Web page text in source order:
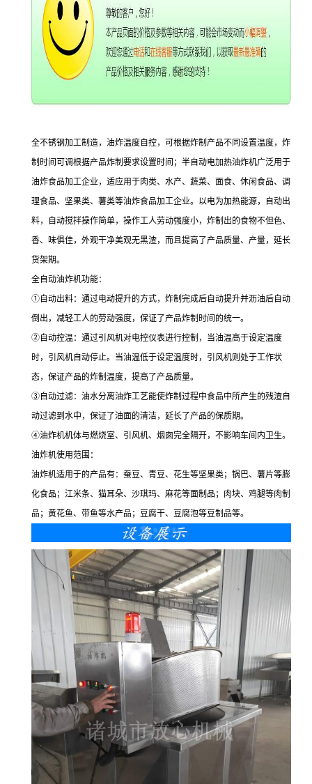
全不锈钢加工制造，油炸温度自控，可根据炸制产品不同设置温度，炸
制时间可调根据产品炸制要求设置时间；半自动电加热油炸机广泛用于
油炸食品加工企业，适应用于肉类、水产、蔬菜、面食、休闲食品、调
理食品、坚果类、薯类等油炸食品加工企业。以电为加热能源，自动出
料，自动搅拌操作简单，操作工人劳动强度小，炸制出的食物不但色、
香、味俱佳，外观干净美观无黑渣，而且提高了产品质量、产量，延长
货架期。
全自动油炸机功能：
①自动出料：通过电动提升的方式，炸制完成后自动提升并沥油后自动
倒出，减轻工人的劳动强度，保证了产品炸制时间的统一。
②自动控温：通过引风机对电控仪表进行控制，当油温高于设定温度
时，引风机自动停止。当油温低于设定温度时，引风机则处于工作状
态，保证产品的炸制温度，提高了产品质量。
③自动过滤：油水分离油炸工艺能使炸制过程中食品中所产生的残渣自
动过滤到水中，保证了油面的清洁，延长了产品的保质期。
④油炸机机体与燃烧室、引风机、烟囱完全隔开，不影响车间内卫生。
油炸机使用范围：
油炸机适用于的产品有：蚕豆、青豆、花生等坚果类；锅巴、薯片等膨
化食品；江米条、猫耳朵、沙琪玛、麻花等面制品；肉块、鸡腿等肉制
品；黄花鱼、带鱼等水产品；豆腐干、豆腐泡等豆制品等。